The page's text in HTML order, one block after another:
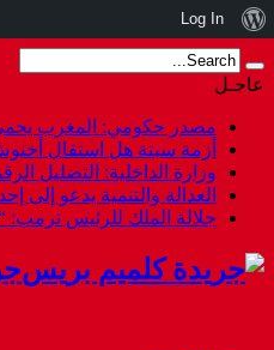
عاجـل
مصدر حكومي: المغرب يحمي
أزمة سبتة هل استقال
وزارة الداخلية: التضليل
العدالة والتنمية يدعو
جلالة الملك للرئيس
نبذة
عن
ووردبريس
Log In